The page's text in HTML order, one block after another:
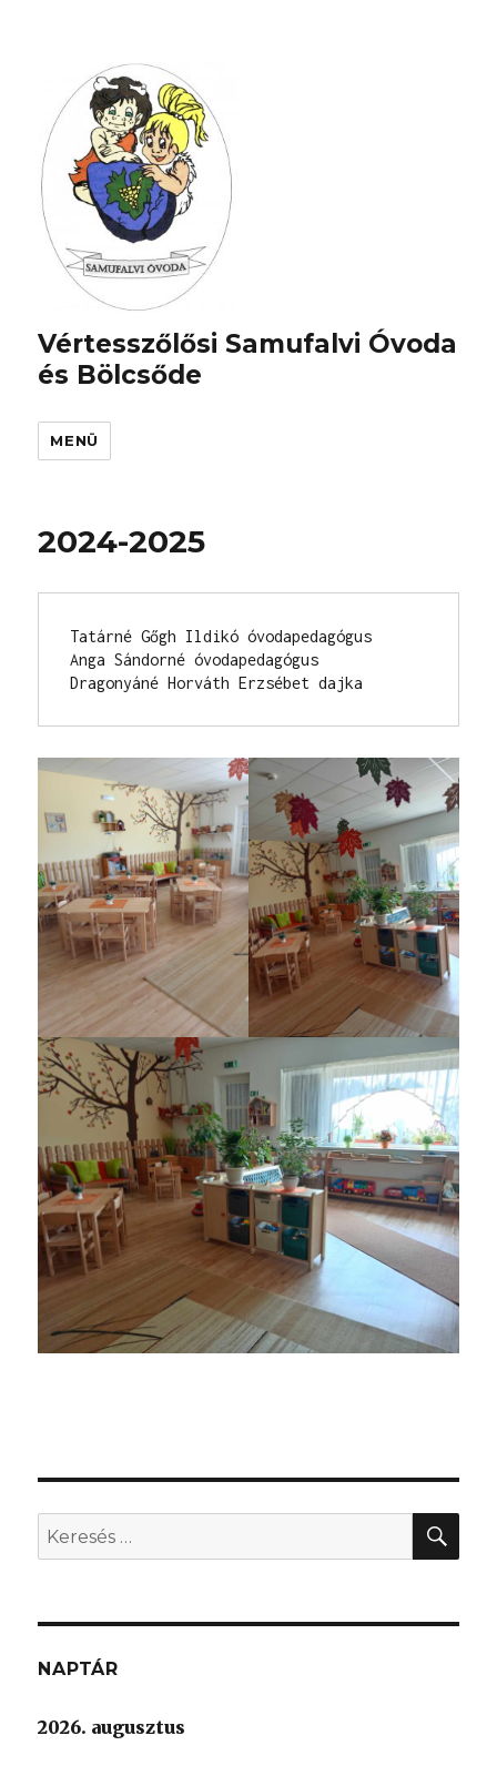
Vértesszőlősi Samufalvi Óvoda
és Bölcsőde
MENÜ
2024-2025
Tatárné Gőgh Ildikó óvodapedagógus
Anga Sándorné óvodapedagógus
Dragonyáné Horváth Erzsébet dajka
Keresés
a
kifejezésre:
NAPTÁR
2026. augusztus